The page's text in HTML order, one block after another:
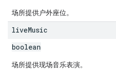
场所提供户外座位。
liveMusic
boolean
场所提供现场音乐表演。